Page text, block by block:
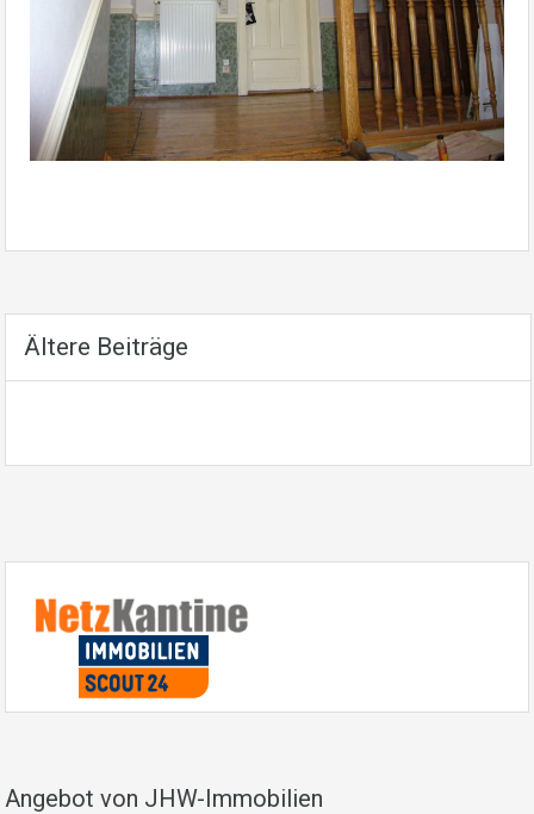
Ältere Beiträge
Angebot von JHW-Immobilien